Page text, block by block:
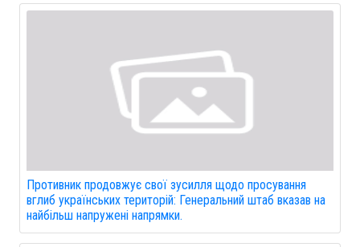
Противник продовжує свої зусилля щодо просування
вглиб українських територій: Генеральний штаб вказав на
найбільш напружені напрямки.